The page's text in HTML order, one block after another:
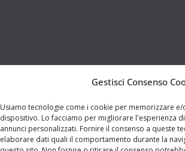
Gestisci Consenso
Usiamo tecnologie come i cookie per memorizzare
dispositivo. Lo facciamo per migliorare l'esperienza
annunci personalizzati. Fornire il consenso a queste
elaborare dati quali il comportamento durante la